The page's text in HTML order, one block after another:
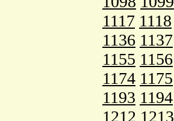
1117 1118
1136 1137
1155 1156
1174 1175
1193 1194
1212 1213